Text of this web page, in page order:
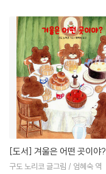
[도서] 겨울은 어떤 곳이야?
구도 노리코 글그림 / 엄혜숙 역